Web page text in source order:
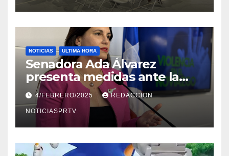
NOTICIAS ULTIMA HORA
Senadora Ada Álvarez
presenta medidas ante la
violencia en el noviazgo
4/FEBRERO/2025 REDACCION
NOTICIASPRTV